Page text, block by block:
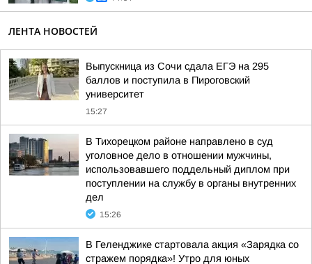
ЛЕНТА НОВОСТЕЙ
Выпускница из Сочи сдала ЕГЭ на 295
баллов и поступила в Пироговский
университет
15:27
В Тихорецком районе направлено в суд
уголовное дело в отношении мужчины,
использовавшего поддельный диплом при
поступлении на службу в органы внутренних
дел
15:26
В Геленджике стартовала акция «Зарядка со
стражем порядка»! Утро для юных